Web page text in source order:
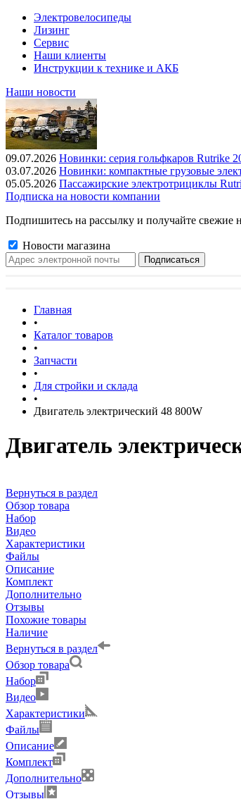
Электровелосипеды
Лизинг
Сервис
Наши клиенты
Инструкции к технике и АКБ
Наши новости
09.07.2026 Новинки: серия гольфкаров Rutrike
03.07.2026 Новинки: компактные грузовые
05.05.2026 Пассажирские электротрициклы
Подписка на новости компании
Подпишитесь на рассылку и получайте свежие
Новости магазина
Главная
•
Каталог товаров
•
Запчасти
•
Для стройки и склада
•
Двигатель электрический 48 800W
Двигатель
Вернуться в раздел
Обзор товара
Набор
Видео
Характеристики
Файлы
Описание
Комплект
Дополнительно
Отзывы
Похожие товары
Наличие
Вернуться в раздел
Обзор товара
Набор
Видео
Характеристики
Файлы
Описание
Комплект
Дополнительно
Отзывы